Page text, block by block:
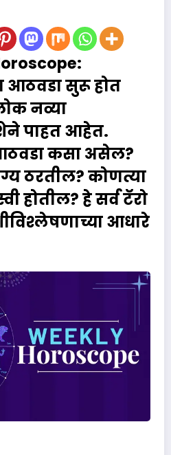
:
आठवडा सुरू होत
नव्या
पाहत आहेत.
कसा असेल?
ठरतील? कोणत्या
होतील? हे सर्व टॅरो
आधारे